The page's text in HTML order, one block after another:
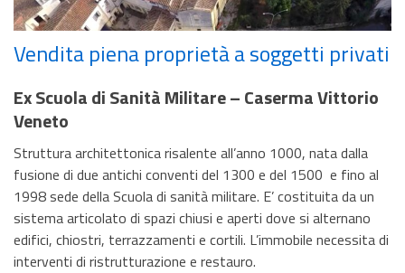
Vendita piena proprietà a soggetti privati
Ex Scuola di Sanità Militare – Caserma Vittorio
Veneto
Struttura architettonica risalente all’anno 1000, nata dalla
fusione di due antichi conventi del 1300 e del 1500 e fino al
1998 sede della Scuola di sanità militare. E’ costituita da un
sistema articolato di spazi chiusi e aperti dove si alternano
edifici, chiostri, terrazzamenti e cortili. L’immobile necessita di
interventi di ristrutturazione e restauro.